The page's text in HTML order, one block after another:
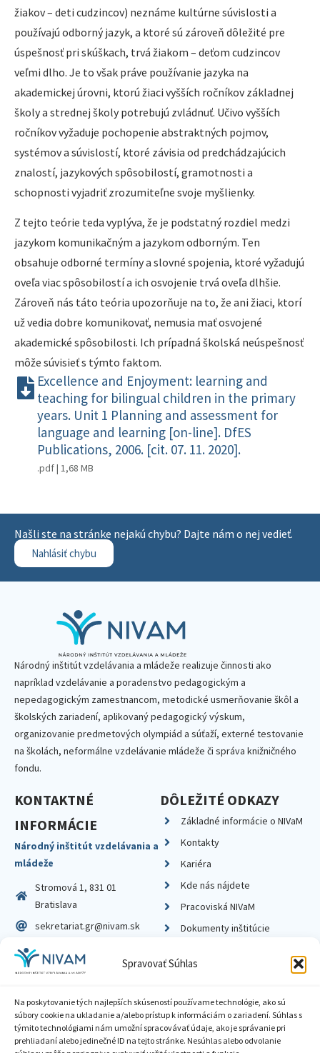
Spravovať Súhlas
Na poskytovanie tých najlepších skúseností používame technológie, ako sú
súbory cookie na ukladanie a/alebo prístup k informáciám o zariadení. Súhlas s
týmito technológiami nám umožní spracovávať údaje, ako je správanie pri
prehliadaní alebo jedinečné ID na tejto stránke. Nesúhlas alebo odvolanie
žiakov – deti cudzincov) neznáme kultúrne súvislosti a
používajú odborný jazyk, a ktoré sú zároveň dôležité pre
úspešnosť pri skúškach, trvá žiakom – deťom cudzincov
veľmi dlho. Je to však práve používanie jazyka na
akademickej úrovni, ktorú žiaci vyšších ročníkov základnej
školy a strednej školy potrebujú zvládnuť. Učivo vyšších
ročníkov vyžaduje pochopenie abstraktných pojmov,
systémov a súvislostí, ktoré závisia od predchádzajúcich
znalostí, jazykových spôsobilostí, gramotnosti a
schopnosti vyjadriť zrozumiteľne svoje myšlienky.
Z tejto teórie teda vyplýva, že je podstatný rozdiel medzi
jazykom komunikačným a jazykom odborným. Ten
obsahuje odborné termíny a slovné spojenia, ktoré vyžadujú
oveľa viac spôsobilostí a ich osvojenie trvá oveľa dlhšie.
Zároveň nás táto teória upozorňuje na to, že ani žiaci, ktorí
už vedia dobre komunikovať, nemusia mať osvojené
akademické spôsobilosti. Ich prípadná školská neúspešnosť
môže súvisieť s týmto faktom.
Excellence and Enjoyment: learning and
teaching for bilingual children in the primary
years. Unit 1 Planning and assessment for
language and learning [on-line]. DfES
Publications, 2006. [cit. 07. 11. 2020].
.pdf | 1,68 MB
Našli ste na stránke nejakú chybu? Dajte nám o nej vedieť.
Nahlásiť chybu
Národný inštitút vzdelávania a mládeže realizuje činnosti ako
napríklad vzdelávanie a poradenstvo pedagogickým a
nepedagogickým zamestnancom, metodické usmerňovanie škôl a
školských zariadení, aplikovaný pedagogický výskum,
organizovanie predmetových olympiád a súťaží, externé testovanie
na školách, neformálne vzdelávanie mládeže či správa knižničného
fondu.
KONTAKTNÉ
INFORMÁCIE
Národný inštitút vzdelávania a
mládeže
Stromová 1, 831 01
Bratislava
sekretariat.gr@nivam.sk
IČO: 00164348
DIČ: 2020798714
DÔLEŽITÉ ODKAZY
Základné informácie o NIVaM
Kontakty
Kariéra
Kde nás nájdete
Pracoviská NIVaM
Dokumenty inštitúcie
Zásady ochrany súkromia